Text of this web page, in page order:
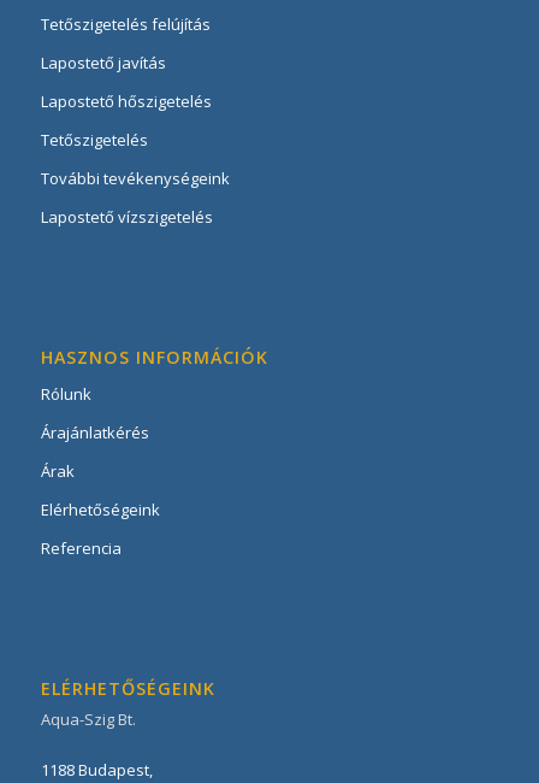
Tetőszigetelés felújítás
Lapostető javítás
Lapostető hőszigetelés
Tetőszigetelés
További tevékenységeink
Lapostető vízszigetelés
HASZNOS INFORMÁCIÓK
Rólunk
Árajánlatkérés
Árak
Elérhetőségeink
Referencia
ELÉRHETŐSÉGEINK
Aqua-Szig Bt.
1188Budapest,